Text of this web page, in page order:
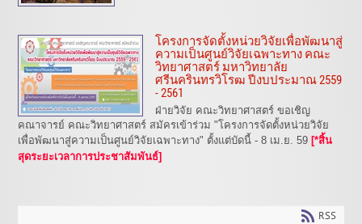
โครงการจัดตั้งหน่วยวิจัยเพื่อพัฒนาสู่
ความเป็นศูนย์วิจัยเฉพาะทาง คณะ
วิทยาศาสตร์ มหาวิทยาลัย
ศรีนครินทรวิโรฒ ปีงบประมาณ 2559
- 2561
ฝ่ายวิจัย คณะวิทยาศาสตร์ ขอเชิญ
คณาจารย์ คณะวิทยาศาสตร์ สมัครเข้าร่วม "โครงการจัดตั้งหน่วยวิจัย
เพื่อพัฒนาสู่ความเป็นศูนย์วิจัยเฉพาะทาง" ตั้งแต่บัดนี้ - 8 เม.ย. 59 [*สิ้น
สุดระยะเวลาการประชาสัมพันธ์]
RSS